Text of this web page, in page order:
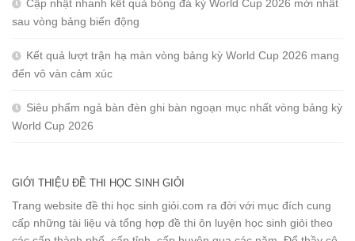
Cập nhật nhanh kết quả bóng đá kỳ World Cup 2026 mới nhất
sau vòng bảng biến động
Kết quả lượt trận hạ màn vòng bảng kỳ World Cup 2026 mang
đến vô vàn cảm xúc
Siêu phẩm ngả bàn đèn ghi bàn ngoạn mục nhất vòng bảng kỳ
World Cup 2026
GIỚI THIỆU ĐỀ THI HỌC SINH GIỎI
Trang website đề thi học sinh giỏi.com ra đời với mục đích cung
cấp những tài liệu và tổng hợp đề thi ôn luyện học sinh giỏi theo